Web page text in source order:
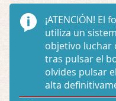
¡ATENCIÓN! El
utiliza un
objetivo luchar
tras pulsar el
olvides pulsar
alta